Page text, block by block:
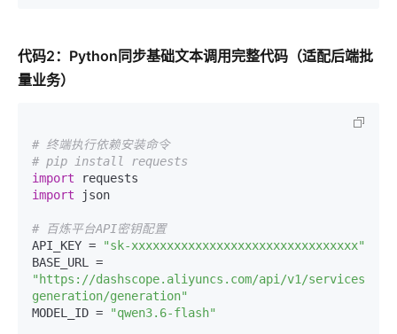
代码2：Python同步基础文本调用完整代码（适配后端批
量业务）
# 终端执行依赖安装命令
# pip install requests
import
import json
# 百炼平台API密钥配置
API_KEY =
"sk-xxxxxxxxxxxxxxxxxxxxxxxxxxxxxxxx"
"https://dashscope.aliyuncs.com/api/v1/services/
generation/generation"
MODEL_ID =
"qwen3.6-flash"